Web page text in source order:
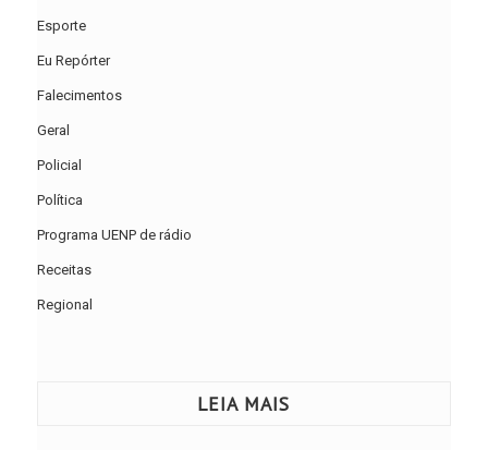
Esporte
Eu Repórter
Falecimentos
Geral
Policial
Política
Programa UENP de rádio
Receitas
Regional
LEIA MAIS